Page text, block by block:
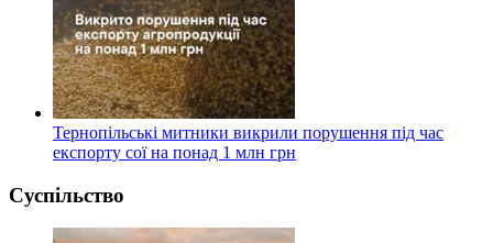
Тернопільські митники викрили порушення під час
експорту сої на понад 1 млн грн
Суспільство